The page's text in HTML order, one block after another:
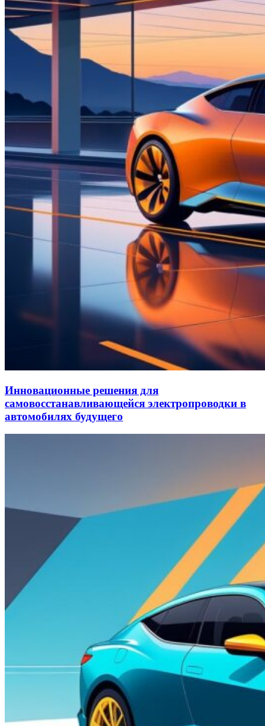
Инновационные решения для
самовосстанавливающейся электропроводки в
автомобилях будущего